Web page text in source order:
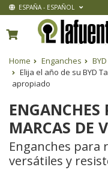
ESPAÑA - ESPAÑOL
Home Enganches BYD
Elija el año de su BYD
apropiado
ENGANCHES
MARCAS DE
Enganches para
versátiles y